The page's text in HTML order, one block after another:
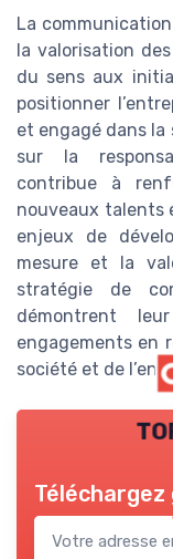
La
la valorisation
du sens aux
positionner
et engagé dans
sur la
contribue à
nouveaux talents
enjeux de
mesure et la
stratégie de
démontrent
engagements en
société et de